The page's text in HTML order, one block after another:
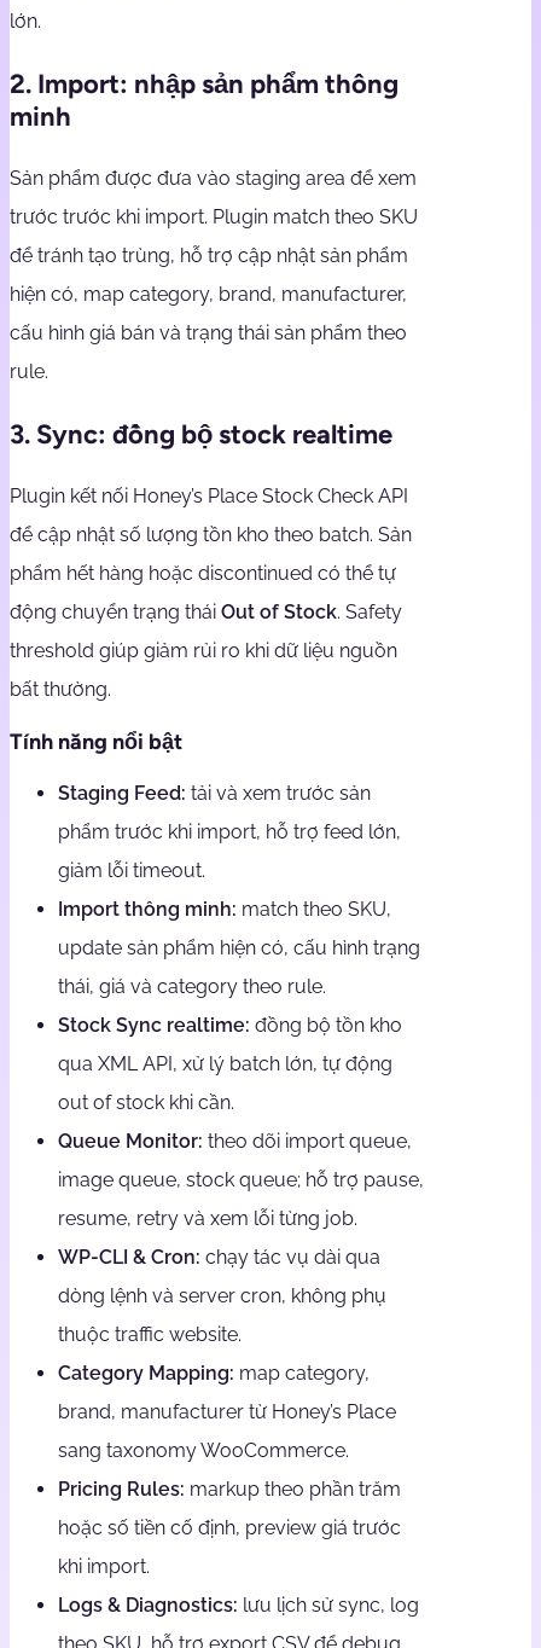
lớn.
2. Import: nhập sản phẩm thông
minh
Sản phẩm được đưa vào staging area để xem
trước trước khi import. Plugin match theo SKU
để tránh tạo trùng, hỗ trợ cập nhật sản phẩm
hiện có, map category, brand, manufacturer,
cấu hình giá bán và trạng thái sản phẩm theo
rule.
3. Sync: đồng bộ stock realtime
Plugin kết nối Honey’s Place Stock Check API
để cập nhật số lượng tồn kho theo batch. Sản
phẩm hết hàng hoặc discontinued có thể tự
động chuyển trạng thái Out of Stock. Safety
threshold giúp giảm rủi ro khi dữ liệu nguồn
bất thường.
Tính năng nổi bật
Staging Feed: tải và xem trước sản
phẩm trước khi import, hỗ trợ feed lớn,
giảm lỗi timeout.
Import thông minh: match theo SKU,
update sản phẩm hiện có, cấu hình trạng
thái, giá và category theo rule.
Stock Sync realtime: đồng bộ tồn kho
qua XML API, xử lý batch lớn, tự động
out of stock khi cần.
Queue Monitor: theo dõi import queue,
image queue, stock queue; hỗ trợ pause,
resume, retry và xem lỗi từng job.
WP-CLI & Cron: chạy tác vụ dài qua
dòng lệnh và server cron, không phụ
thuộc traffic website.
Category Mapping: map category,
brand, manufacturer từ Honey’s Place
sang taxonomy WooCommerce.
Pricing Rules: markup theo phần trăm
hoặc số tiền cố định, preview giá trước
khi import.
Logs & Diagnostics: lưu lịch sử sync, log